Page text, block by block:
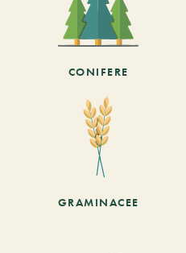
CONIFERE
GRAMINACEE